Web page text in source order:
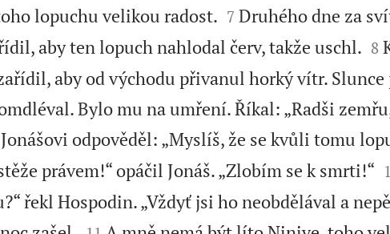
lopuchu velikou radost.
7 Druhého dne za
aby ten lopuch nahlodal červ, takže uschl.
8
aby od východu přivanul horký vítr. Slunce
Bylo mu na umření. Říkal: „Radši
odpověděl: „Myslíš, že se kvůli tomu
právem!“ opáčil Jonáš. „Zlobím se k smrti!“
řekl Hospodin. „Vždyť jsi ho neobdělával a